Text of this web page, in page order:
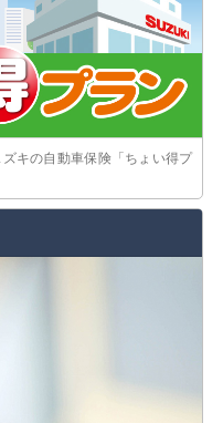
キの自動車保険「ちょい得プ